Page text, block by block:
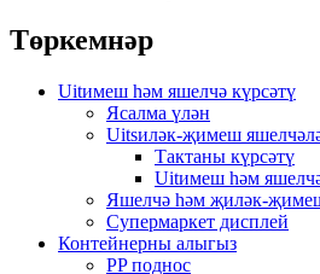
Төркемнәр
Uitимеш һәм яшелчә күрсәтү
Ясалма үлән
Uitsиләк-җимеш
Тактаны күрсәтү
Uitимеш һәм
Яшелчә һәм җиләк-
Супермаркет дисплей
Контейнерны алыгыз
PP поднос